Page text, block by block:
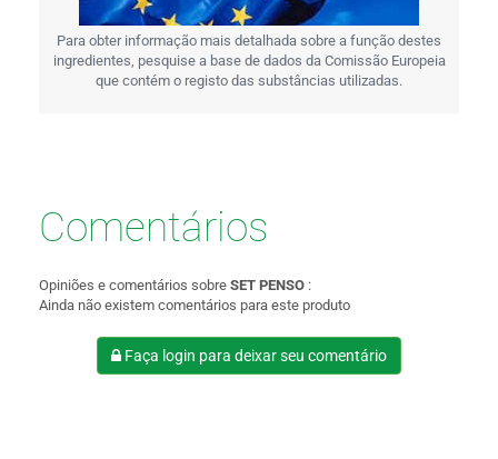
Para obter informação mais detalhada sobre a função destes
ingredientes, pesquise a base de dados da Comissão Europeia
que contém o registo das substâncias utilizadas.
Comentários
Opiniões e comentários sobre SET PENSO :
Ainda não existem comentários para este produto
Faça login para deixar seu comentário